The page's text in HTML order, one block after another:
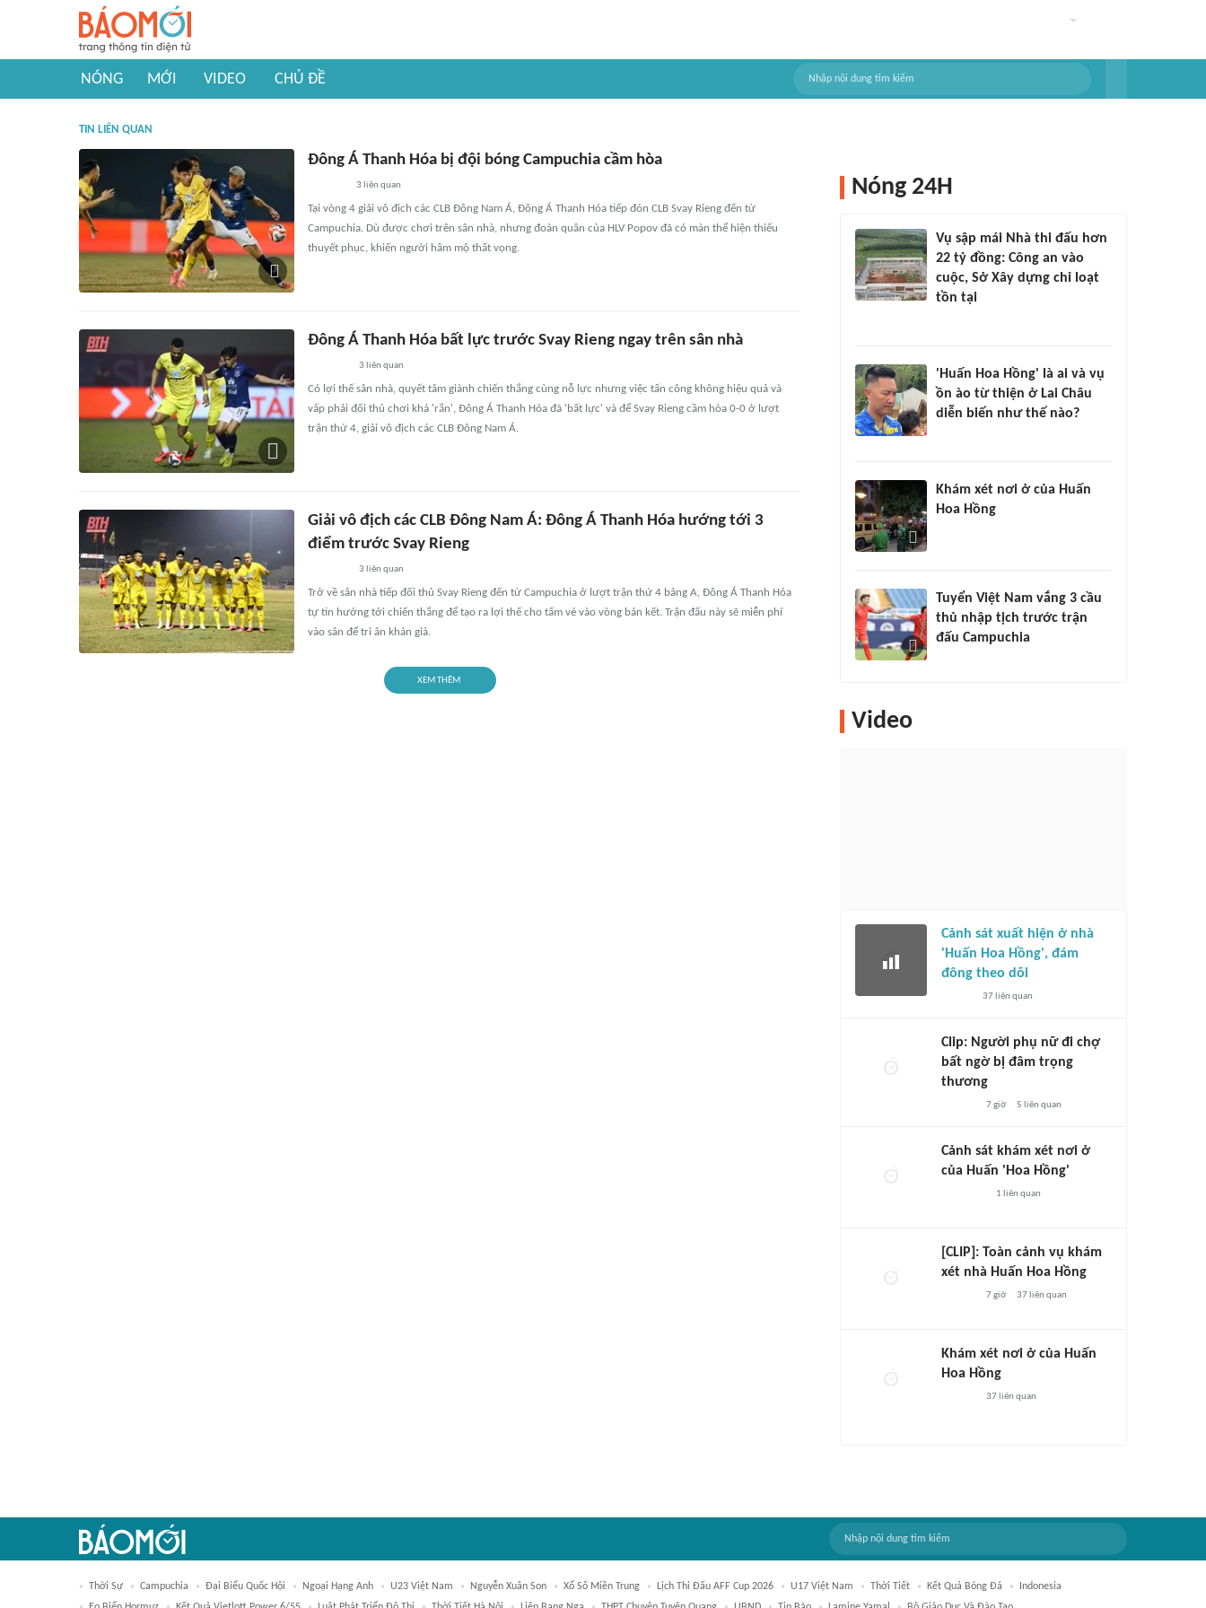
NÓNG MỚI VIDEO CHỦ ĐỀ
TIN LIÊN QUAN
Đông Á Thanh Hóa bị đội bóng Campuchia cầm hòa
3 liên quan
Tại vòng 4 giải vô địch các CLB Đông Nam Á, Đông Á Thanh Hóa tiếp đón CLB Svay Rieng đến từ
Campuchia. Dù được chơi trên sân nhà, nhưng đoàn quân của HLV Popov đã có màn thể hiện thiếu
thuyết phục, khiến người hâm mộ thất vọng.
Đông Á Thanh Hóa bất lực trước Svay Rieng ngay trên sân nhà
3 liên quan
Có lợi thế sân nhà, quyết tâm giành chiến thắng cùng nỗ lực nhưng việc tấn công không hiệu quả và
vấp phải đối thủ chơi khá 'rắn', Đông Á Thanh Hóa đã 'bất lực' và để Svay Rieng cầm hòa 0-0 ở lượt
trận thứ 4, giải vô địch các CLB Đông Nam Á.
Giải vô địch các CLB Đông Nam Á: Đông Á Thanh Hóa hướng tới 3
điểm trước Svay Rieng
3 liên quan
Trở về sân nhà tiếp đối thủ Svay Rieng đến từ Campuchia ở lượt trận thứ 4 bảng A, Đông Á Thanh Hóa
tự tin hướng tới chiến thắng để tạo ra lợi thế cho tấm vé vào vòng bán kết. Trận đấu này sẽ miễn phí
vào sân để tri ân khán giả.
XEM THÊM
Nóng 24H
Vụ sập mái Nhà thi đấu hơn
22 tỷ đồng: Công an vào
cuộc, Sở Xây dựng chỉ loạt
tồn tại
'Huấn Hoa Hồng' là ai và vụ
ồn ào từ thiện ở Lai Châu
diễn biến như thế nào?
Khám xét nơi ở của Huấn
Hoa Hồng
Tuyển Việt Nam vắng 3 cầu
thủ nhập tịch trước trận
đấu Campuchia
Video
Cảnh sát xuất hiện ở nhà
'Huấn Hoa Hồng', đám
đông theo dõi
37liên quan
Clip: Người phụ nữ đi chợ
bất ngờ bị đâm trọng
thương
7 giờ 5 liên quan
Cảnh sát khám xét nơi ở
của Huấn 'Hoa Hồng'
1 liên quan
[CLIP]: Toàn cảnh vụ khám
xét nhà Huấn Hoa Hồng
7 giờ 37liên quan
Khám xét nơi ở của Huấn
Hoa Hồng
37liên quan
Thời Sự Campuchia Đại Biểu Quốc Hội Ngoại Hạng Anh U23 Việt Nam Nguyễn Xuân Son Xổ Số Miền Trung Lịch Thi Đấu AFF Cup 2026 U17 Việt Nam Thời Tiết Kết Quả Bóng Đá
Indonesia